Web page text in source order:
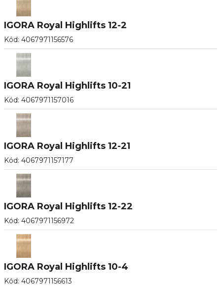
IGORA Royal Highlifts 12-2
Kód: 4067971156576
IGORA Royal Highlifts 10-21
Kód: 4067971157016
IGORA Royal Highlifts 12-21
Kód: 4067971157177
IGORA Royal Highlifts 12-22
Kód: 4067971156972
IGORA Royal Highlifts 10-4
Kód: 4067971156613